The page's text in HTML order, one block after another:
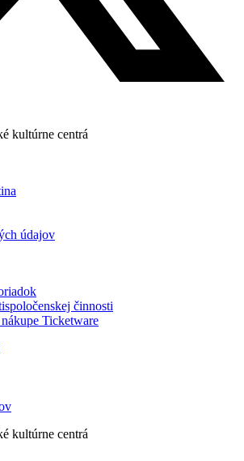
kultúrne centrá
údajov
činnosti
Ticketware
kultúrne centrá